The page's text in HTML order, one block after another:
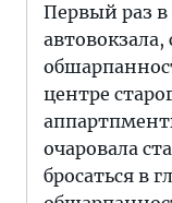
Первый раз
центре
очаровала
бросаться в